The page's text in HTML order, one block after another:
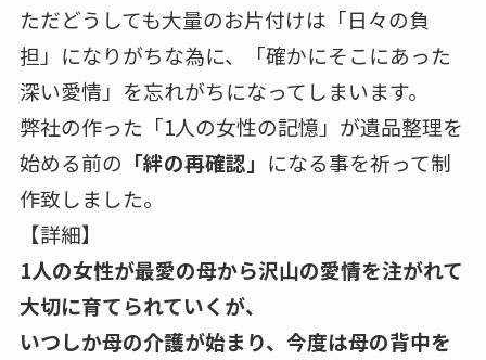
ただどうしても大量のお片付けは「日々の負
担」になりがちな為に、「確かにそこにあった
深い愛情」を忘れがちになってしまいます。
弊社の作った「1人の女性の記憶」が遺品整理を
始める前の 「絆の再確認」 になる事を祈って制
作致しました。
【詳細】
1人の女性が最愛の母から沢山の愛情を注がれて
大切に育てられていくが、
いつしか母の介護が始まり、今度は母の背中を